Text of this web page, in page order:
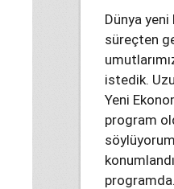
Dünya yeni
süreçten
istedik.
Yeni
program